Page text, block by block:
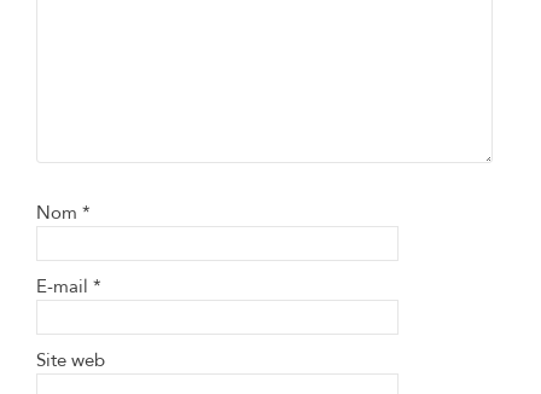
Nom *
E-mail *
Site web